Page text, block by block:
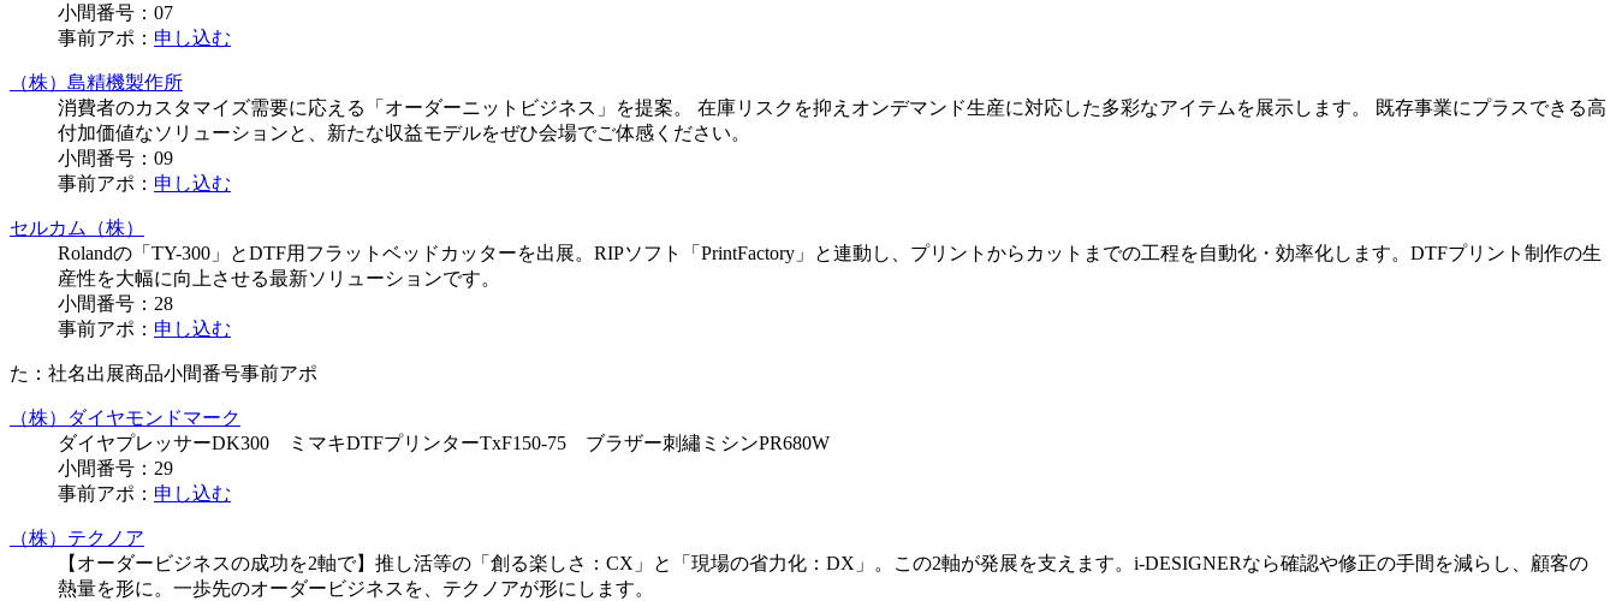
小間番号： 07
事前アポ： 申し込む
（株）島精機製作所
消費者のカスタマイズ需要に応える「オーダーニットビジネス」を提案。 在庫リスクを抑えオンデマンド生産に対応した多彩なアイテムを展示します。 既存事業にプラスできる高
付加価値なソリューションと、新たな収益モデルをぜひ会場でご体感ください。
小間番号： 09
事前アポ： 申し込む
セルカム（株）
Rolandの「TY-300」とDTF用フラットベッドカッターを出展。RIPソフト「PrintFactory」と連動し、プリントからカットまでの工程を自動化・効率化します。DTFプリント制作の生
産性を大幅に向上させる最新ソリューションです。
小間番号： 28
事前アポ： 申し込む
た： 社名出展商品小間番号事前アポ
（株）ダイヤモンドマーク
ダイヤプレッサーDK300 ミマキDTFプリンターTxF150-75 ブラザー刺繡ミシンPR680W
小間番号： 29
事前アポ： 申し込む
（株）テクノア
【オーダービジネスの成功を2軸で】推し活等の「創る楽しさ：CX」と「現場の省力化：DX」。この2軸が発展を支えます。i-DESIGNERなら確認や修正の手間を減らし、顧客の
熱量を形に。一歩先のオーダービジネスを、テクノアが形にします。